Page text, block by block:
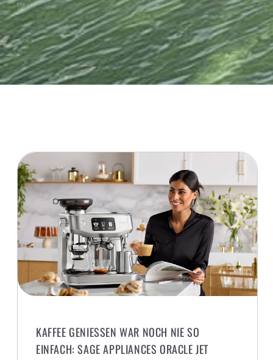
KAFFEE GENIESSEN WAR NOCH NIE SO E
INFACH: SAGE APPLIANCES ORACLE JET